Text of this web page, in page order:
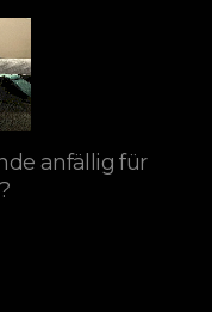
anfällig für